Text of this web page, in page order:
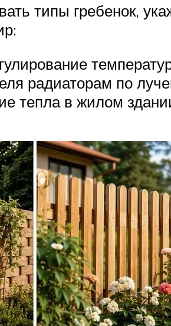
типы гребенок,
радиаторам по
тепла в жилом